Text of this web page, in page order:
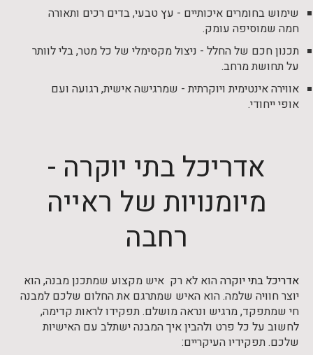
שימוש בחומרים איכותיים - עץ טבעי, בדים רכים ותאורה
חמה שמוסיפה עומק.
תכנון חכם של החלל - ניצול מקסימלי של כל מטר, בלי לוותר
על תחושת מרחב.
אווירה אינטימית ויוקרתית - שמרגישה אישית, רגועה ועם
אופי ייחודי.
אדריכל בתי יוקרה -
מיומנויות של ראייה
רחבה
אדריכל בתי יוקרההוא לא רק איש מקצוע שמתכנן מבנה, הוא
יוצר חוויה שלמה. הוא האיש שמתרגם את החלום שלכם למבנה
חי שמתפקד, מרגיש ונראה מושלם. תפקידו לראות קדימה,
לחשוב על כל פרט ולהבין איך המבנה ישתלב עם האישיות
שלכם. תפקידיו העיקריים: